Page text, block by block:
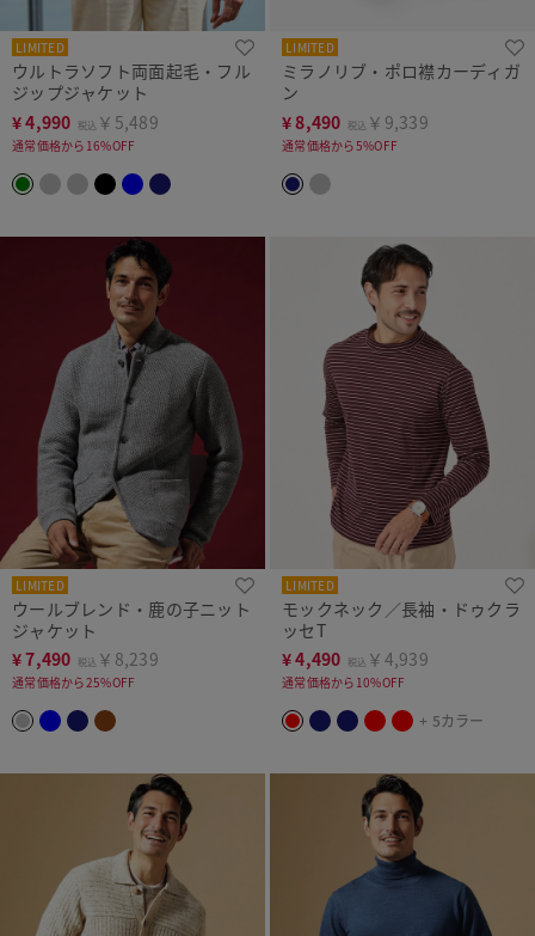
LIMITED
ウルトラソフト両面起毛・フル
ジップジャケット
¥4,990 税込 ￥5,489
通常価格から16%OFF
LIMITED
ミラノリブ・ポロ襟カーディガ
ン
¥8,490 税込 ￥9,339
通常価格から5%OFF
LIMITED
ウールブレンド・鹿の子ニット
ジャケット
¥7,490 税込 ￥8,239
通常価格から25%OFF
LIMITED
モックネック／長袖・ドゥクラ
ッセT
¥4,490 税込 ￥4,939
通常価格から10%OFF
+ 5カラー